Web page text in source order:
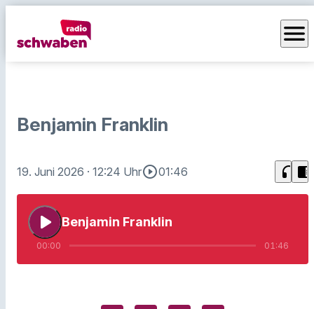
menu
Benjamin Franklin
19. Juni 2026 · 12:24 Uhrplay_circle_outline01:46 headphones chrome_reader_mode
play_arrow Benjamin Franklin
00:00 01:46